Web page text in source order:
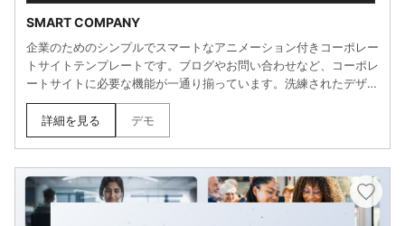
SMART COMPANY
企業のためのシンプルでスマートなアニメーション付きコーポレー
トサイトテンプレートです。ブログやお問い合わせなど、コーポレ
ートサイトに必要な機能が一通り揃っています。洗練されたデザイ
ンと滑らかなアニメーションで、企業の信頼感を演出。CMS機能
を活用した情報更新にも対応しており、ニュースやブログの運用も
効率的に行えます。
詳細を見る デモ